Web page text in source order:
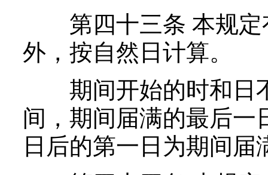
第四十三条 本规定
外，按自然日计算。
期间开始的时和日
间，期间届满的最后一
日后的第一日为期间届